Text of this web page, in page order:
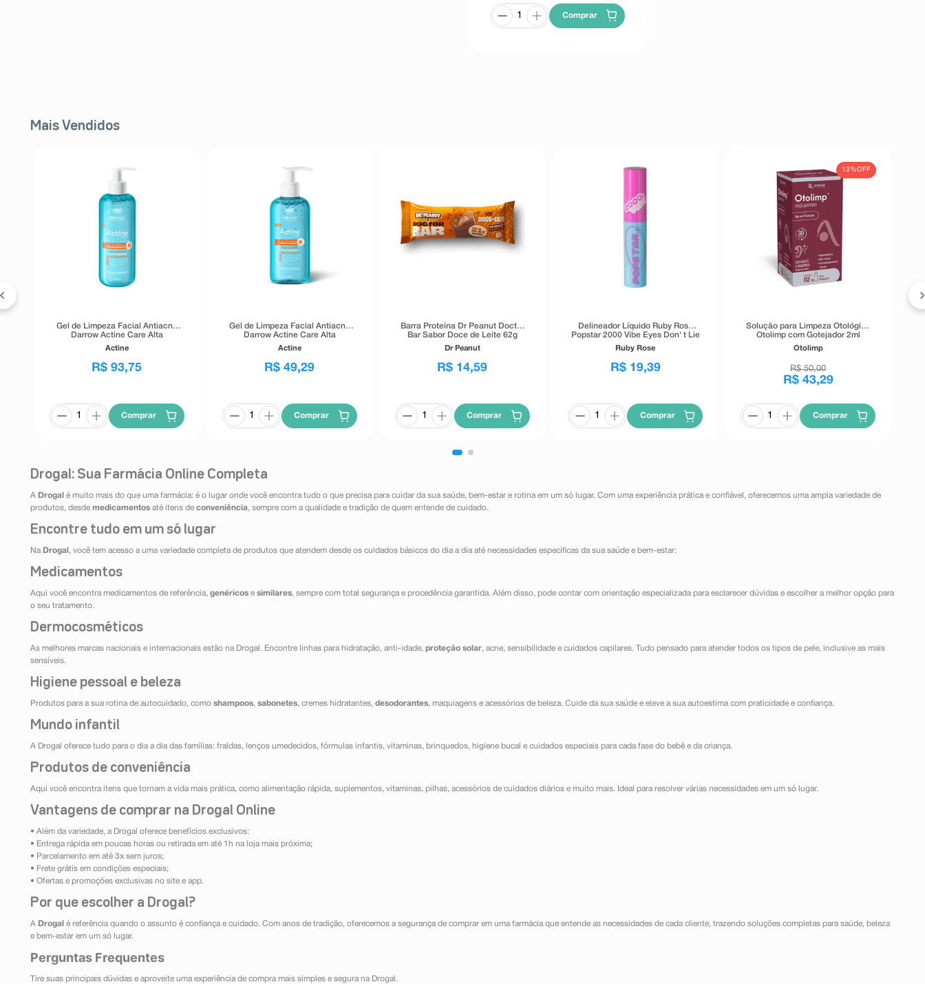
Comprar
Mais Vendidos
Gel de Limpeza Facial Antiacne
Darrow Actine Care Alta
Tolerância 400g
Actine
R$ 93,75
Comprar
Gel de Limpeza Facial Antiacne
Darrow Actine Care Alta
Tolerância 140g
Actine
R$ 49,29
Comprar
Barra Proteína Dr Peanut Doctor
Bar Sabor Doce de Leite 62g
Dr Peanut
R$ 14,59
Comprar
Delineador Líquido Ruby Rose
Popstar 2000 Vibe Eyes Don' t Lie
Preto 5,5g
Ruby Rose
R$ 19,39
Comprar
13%OFF
Solução para Limpeza Otológica
Otolimp com Gotejador 2ml
Otolimp
R$ 50,00
R$ 43,29
Comprar
Drogal: Sua Farmácia Online Completa
A Drogal é muito mais do que uma farmácia: é o lugar onde você encontra tudo o que precisa para cuidar da sua saúde, bem-estar e rotina em um só lugar. Com uma experiência prática e confiável, oferecemos uma ampla variedade de
produtos, desde medicamentos até itens de conveniência, sempre com a qualidade e tradição de quem entende de cuidado.
Encontre tudo em um só lugar
Na Drogal , você tem acesso a uma variedade completa de produtos que atendem desde os cuidados básicos do dia a dia até necessidades específicas da sua saúde e bem-estar:
Medicamentos
Aqui você encontra medicamentos de referência, genéricos e similares, sempre com total segurança e procedência garantida. Além disso, pode contar com orientação especializada para esclarecer dúvidas e escolher a melhor opção para
o seu tratamento.
Dermocosméticos
As melhores marcas nacionais e internacionais estão na Drogal. Encontre linhas para hidratação, anti-idade, proteção solar, acne, sensibilidade e cuidados capilares. Tudo pensado para atender todos os tipos de pele, inclusive as mais
sensíveis.
Higiene pessoal e beleza
Produtos para a sua rotina de autocuidado, como shampoos, sabonetes, cremes hidratantes, desodorantes, maquiagens e acessórios de beleza. Cuide da sua saúde e eleve a sua autoestima com praticidade e confiança.
Mundo infantil
A Drogal oferece tudo para o dia a dia das famílias: fraldas, lenços umedecidos, fórmulas infantis, vitaminas, brinquedos, higiene bucal e cuidados especiais para cada fase do bebê e da criança.
Produtos de conveniência
Aqui você encontra itens que tornam a vida mais prática, como alimentação rápida, suplementos, vitaminas, pilhas, acessórios de cuidados diários e muito mais. Ideal para resolver várias necessidades em um só lugar.
Vantagens de comprar na Drogal Online
• Além da variedade, a Drogal oferece benefícios exclusivos:
• Entrega rápida em poucas horas ou retirada em até 1h na loja mais próxima;
• Parcelamento em até 3x sem juros;
• Frete grátis em condições especiais;
• Ofertas e promoções exclusivas no site e app.
Por que escolher a Drogal?
A Drogal é referência quando o assunto é confiança e cuidado. Com anos de tradição, oferecemos a segurança de comprar em uma farmácia que entende as necessidades de cada cliente, trazendo soluções completas para saúde, beleza
e bem-estar em um só lugar.
Perguntas Frequentes
Tire suas principais dúvidas e aproveite uma experiência de compra mais simples e segura na Drogal.